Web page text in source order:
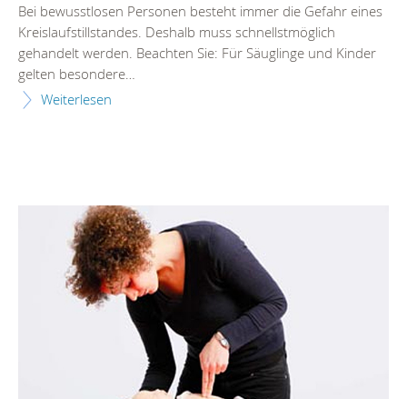
Bei bewusstlosen Personen besteht immer die Gefahr eines
Kreislaufstillstandes. Deshalb muss schnellstmöglich
gehandelt werden. Beachten Sie: Für Säuglinge und Kinder
gelten besondere…
Weiterlesen